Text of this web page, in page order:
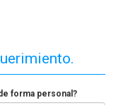
forma personal?